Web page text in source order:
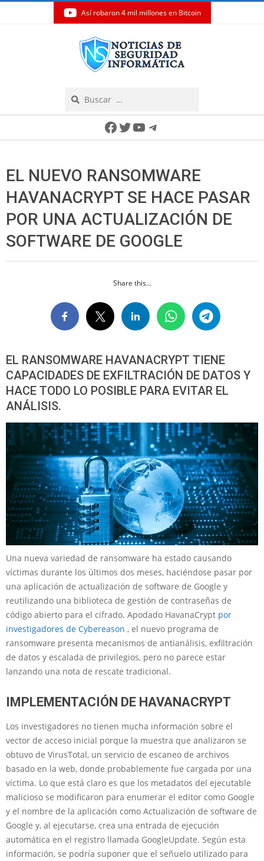
Así robaron 4 mil millones en Bitcoin
Facebook
Twitter
YouTube
Telegram
EL NUEVO RANSOMWARE
HAVANACRYPT SE HACE PASAR
POR UNA ACTUALIZACIÓN DE
SOFTWARE DE GOOGLE
Share this...
EL RANSOMWARE HAVANACRYPT TIENE
CAPACIDADES DE EXFILTRACIÓN DE DATOS Y
HACE TODO LO POSIBLE PARA EVITAR EL
ANÁLISIS.
Una nueva variedad de ransomware ha estado causando
víctimas durante los últimos dos meses, haciéndose pasar por
una aplicación de actualización de software de Google y
reutilizando una biblioteca de gestión de contraseñas de
código abierto para el cifrado. Apodado HavanaCrypt por
investigadores de Cybereason , el nuevo programa de
ransomware presenta mecanismos de antianálisis, exfiltración
de datos y escalada de privilegios, pero no parece estar
lanzando una nota de rescate tradicional.
IMPLEMENTACIÓN DE HAVANACRYPT
Los investigadores no tienen mucha información sobre el
vector de acceso inicial porque la muestra que analizaron se
obtuvo de VirusTotal, un servicio de escaneo de archivos
basado en la web, donde probablemente fue cargada por una
víctima. Lo que está claro es que los metadatos del ejecutable
malicioso se modificaron para enumerar el editor como Google
y el nombre de la aplicación como Actualización de software de
Google y, al ejecutarse, crea una entrada de ejecución
automática en el registro llamada GoogleUpdate. Según esta
información, se podría suponer que el señuelo utilizado para